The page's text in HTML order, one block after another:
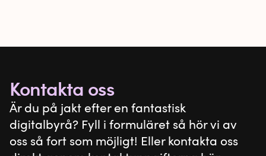
Kontakta oss
Är du på jakt efter en fantastisk
digitalbyrå? Fyll i formuläret så hör vi av
oss så fort som möjligt! Eller kontakta oss